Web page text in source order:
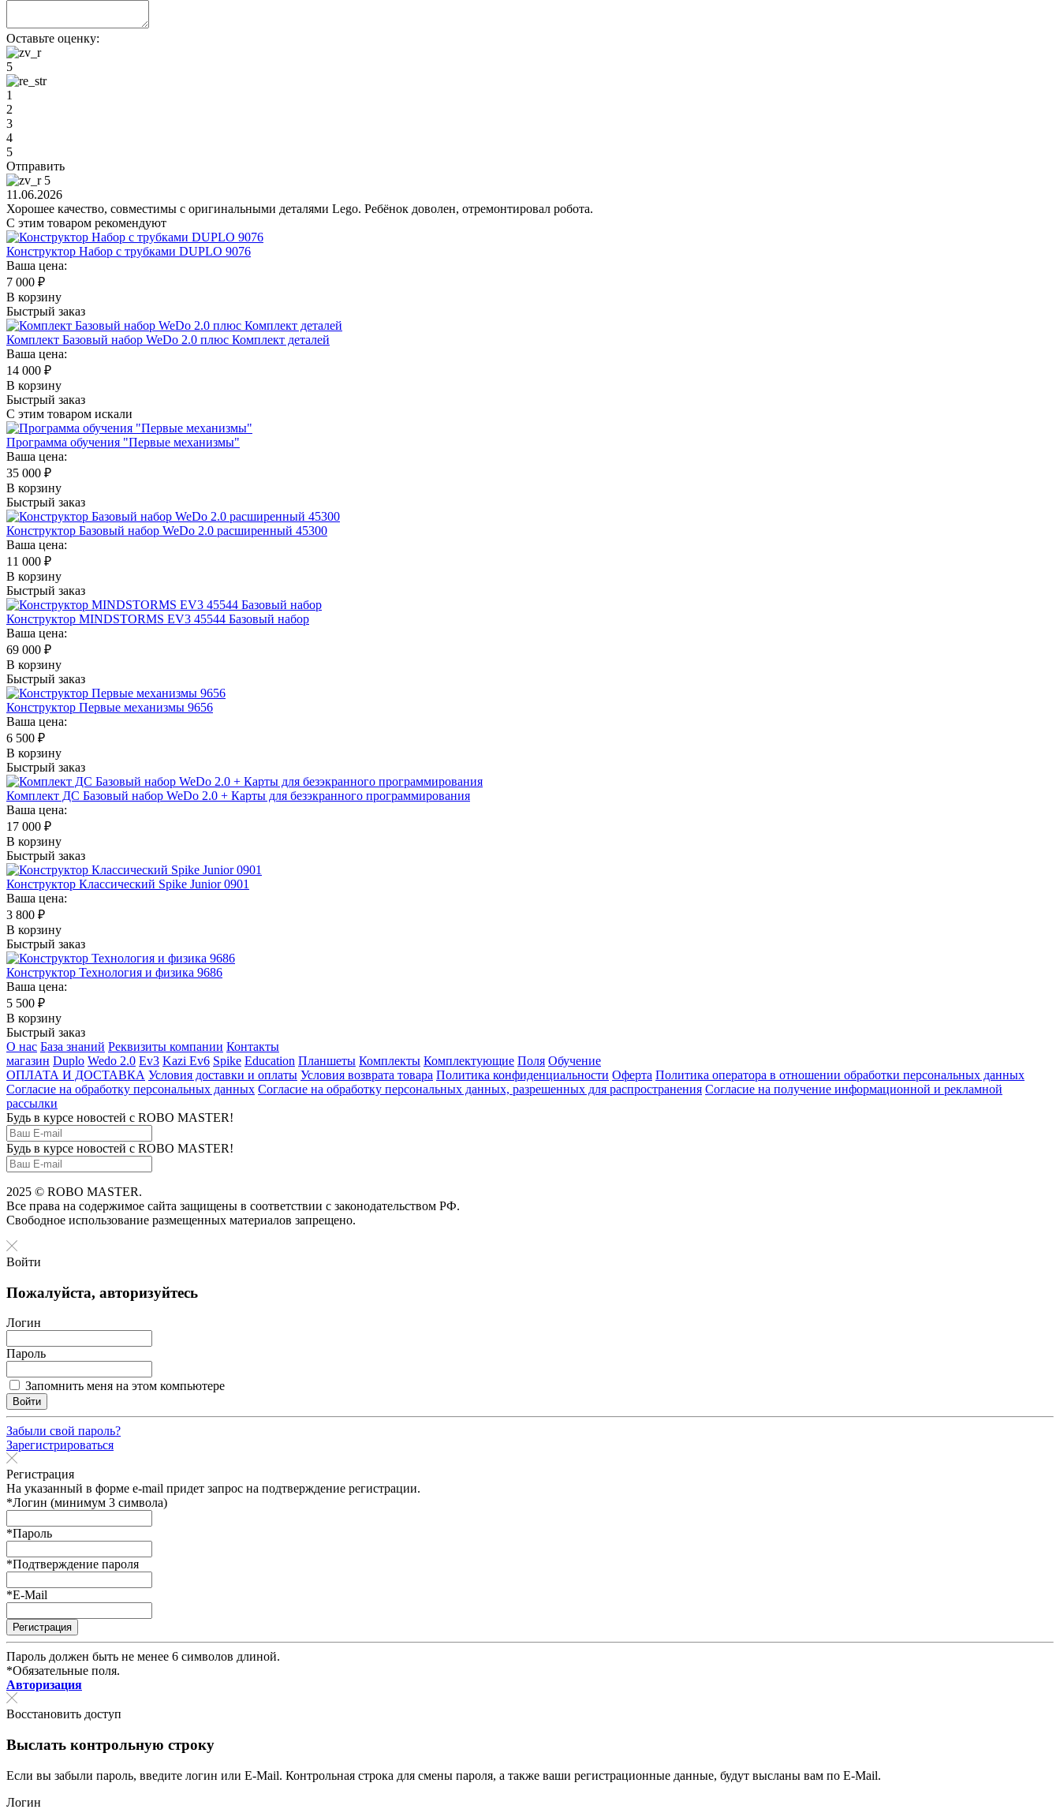
Оставьте оценку:
5
1
2
3
4
5
Отправить
5
11.06.2026
Хорошее качество, совместимы с оригинальными деталями Lego. Ребёнок доволен, отремонтировал робота.
С этим товаром рекомендуют
Конструктор Набор с трубками DUPLO 9076
Ваша цена:
7 000 ₽
В корзину
Быстрый заказ
Комплект Базовый набор WeDo 2.0 плюс Комплект деталей
Ваша цена:
14 000 ₽
В корзину
Быстрый заказ
С этим товаром искали
Программа обучения "Первые механизмы"
Ваша цена:
35 000 ₽
В корзину
Быстрый заказ
Конструктор Базовый набор WeDo 2.0 расширенный 45300
Ваша цена:
11 000 ₽
В корзину
Быстрый заказ
Конструктор MINDSTORMS EV3 45544 Базовый набор
Ваша цена:
69 000 ₽
В корзину
Быстрый заказ
Конструктор Первые механизмы 9656
Ваша цена:
6 500 ₽
В корзину
Быстрый заказ
Комплект ДС Базовый набор WeDo 2.0 + Карты для безэкранного программирования
Ваша цена:
17 000 ₽
В корзину
Быстрый заказ
Конструктор Классический Spike Junior 0901
Ваша цена:
3 800 ₽
В корзину
Быстрый заказ
Конструктор Технология и физика 9686
Ваша цена:
5 500 ₽
В корзину
Быстрый заказ
О нас База знаний Реквизиты компании Контакты
магазин Duplo Wedo 2.0 Ev3 Kazi Ev6 Spike Education Планшеты Комплекты Комплектующие Поля Обучение
ОПЛАТА И ДОСТАВКА Условия доставки и оплаты Условия возврата товара Политика конфиденциальности Оферта Политика оператора в отношении обработки персональных данных
Согласие на обработку персональных данных Согласие на обработку персональных данных, разрешенных для распространения Согласие на получение информационной и рекламной
рассылки
Будь в курсе новостей с ROBO MASTER!
Будь в курсе новостей с ROBO MASTER!
2025 © ROBO MASTER.
Все права на содержимое сайта защищены в соответствии с законодательством РФ.
Свободное использование размещенных материалов запрещено.
Войти
Пожалуйста, авторизуйтесь
Логин
Пароль
Запомнить меня на этом компьютере
Войти
Забыли свой пароль?
Зарегистрироваться
Регистрация
На указанный в форме e-mail придет запрос на подтверждение регистрации.
*Логин (минимум 3 символа)
*Пароль
*Подтверждение пароля
*E-Mail
Пароль должен быть не менее 6 символов длиной.
*Обязательные поля.
Авторизация
Восстановить доступ
Выслать контрольную строку
Если вы забыли пароль, введите логин или E-Mail. Контрольная строка для смены пароля, а также ваши регистрационные данные, будут высланы вам по E-Mail.
Логин